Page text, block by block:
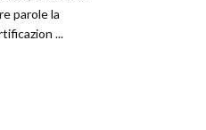
parole la
...